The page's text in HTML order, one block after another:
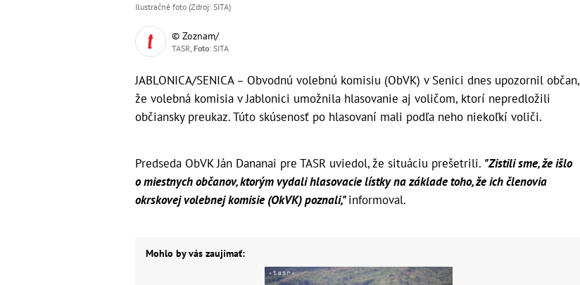
Ilustračné foto (Zdroj: SITA)
© Zoznam/
TASR, Foto: SITA
JABLONICA/SENICA – Obvodnú volebnú komisiu (ObVK) v Senici dnes upozornil občan,
že volebná komisia v Jablonici umožnila hlasovanie aj voličom, ktorí nepredložili
občiansky preukaz. Túto skúsenosť po hlasovaní mali podľa neho niekoľkí voliči.
Predseda ObVK Ján Dananai pre TASR uviedol, že situáciu prešetrili. "Zistili sme, že išlo
o miestnych občanov, ktorým vydali hlasovacie lístky na základe toho, že ich členovia
okrskovej volebnej komisie (OkVK) poznali,"informoval.
Mohlo by vás zaujímať: